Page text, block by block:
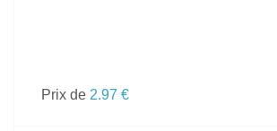
Prix de 2.97 €